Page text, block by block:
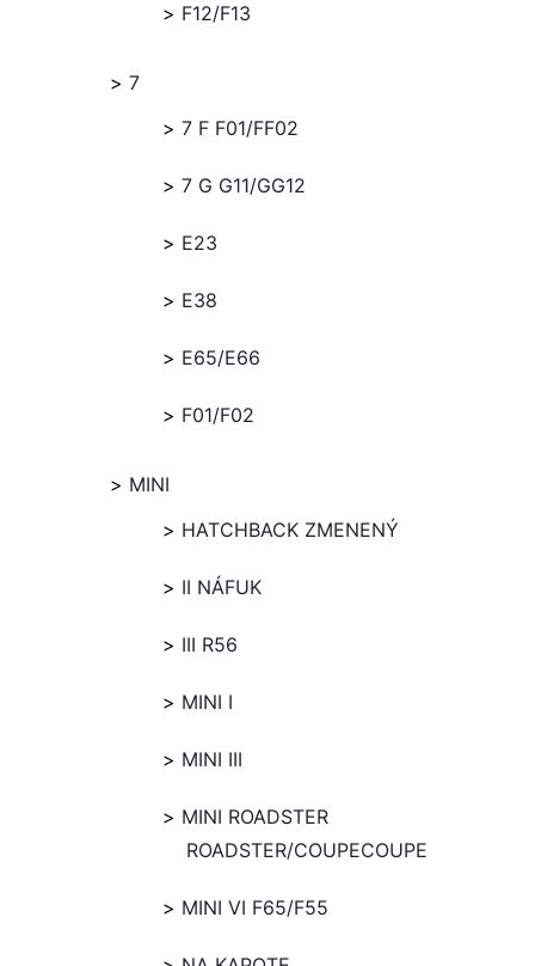
F12/F13
7
7 F F01/FF02
7 G G11/GG12
E23
E38
E65/E66
F01/F02
MINI
HATCHBACK ZMENENÝ
II NÁFUK
III R56
MINI I
MINI III
MINI ROADSTER
ROADSTER/COUPECOUPE
MINI VI F65/F55